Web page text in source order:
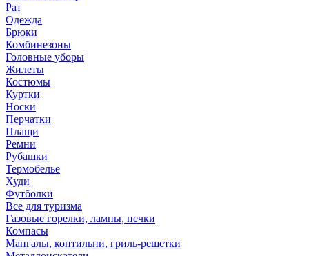
Рат
Одежда
Брюки
Комбинезоны
Головные уборы
Жилеты
Костюмы
Куртки
Носки
Перчатки
Плащи
Ремни
Рубашки
Термобелье
Худи
Футболки
Все для туризма
Газовые горелки, лампы, печки
Компасы
Мангалы, коптильни, гриль-решетки